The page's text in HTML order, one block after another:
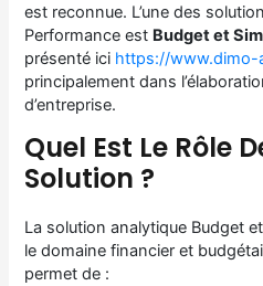
est reconnue. L’une des
Performance est Budget et
présenté ici https://www.dimo-
principalement dans
d’entreprise.
Quel Est Le Rôle
Solution ?
La solution analytique Budget
le domaine financier et
permet de :